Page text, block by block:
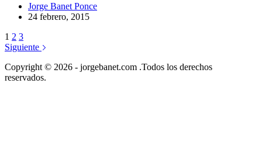
Jorge Banet Ponce
24 febrero, 2015
1 2 3
Siguiente
Copyright © 2026 - jorgebanet.com .Todos los derechos
reservados.